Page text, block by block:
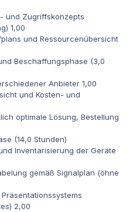
und Zugriffskonzepts
1,00
und Ressourcenübersicht
Beschaffungsphase (3,0
Anbieter 1,00
und Kosten- und
optimale Lösung, Bestellung
(14,0 Stunden)
Inventarisierung der Geräte
gemäß Signalplan (ohne
2,00